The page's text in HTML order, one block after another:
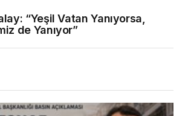
“Yeşil Vatan Yanıyorsa,
de Yanıyor”